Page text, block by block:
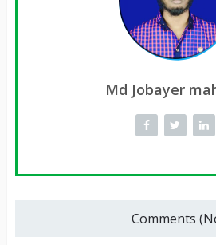
Md Jobayer
Comments